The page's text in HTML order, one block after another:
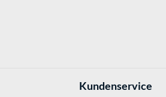
Kundenservice